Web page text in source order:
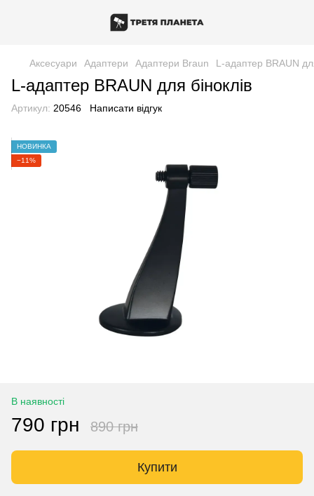
Аксесуари Адаптери Адаптери Braun L-адаптер BRAUN
L-адаптер BRAUN для біноклів
Артикул: 20546 Написати відгук
НОВИНКА
−11%
В наявності
790 грн 890 грн
Купити